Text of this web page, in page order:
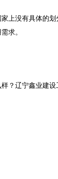
没有具体
求。
？辽宁鑫业